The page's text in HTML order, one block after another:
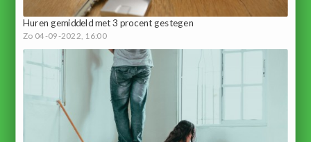
Huren gemiddeld met 3 procent gestegen
Zo 04-09-2022, 16:00